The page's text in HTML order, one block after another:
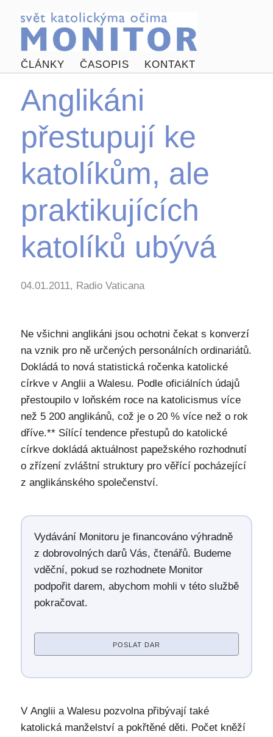
ČLÁNKY ČASOPIS KONTAKT
Anglikáni
přestupují ke
katolíkům, ale
praktikujících
katolíků ubývá
04.01.2011, Radio Vaticana
Ne všichni anglikáni jsou ochotni čekat s konverzí
na vznik pro ně určených personálních ordinariátů.
Dokládá to nová statistická ročenka katolické
církve v Anglii a Walesu. Podle oficiálních údajů
přestoupilo v loňském roce na katolicismus více
než 5 200 anglikánů, což je o 20 % více než o rok
dříve.** Sílící tendence přestupů do katolické
církve dokládá aktuálnost papežského rozhodnutí
o zřízení zvláštní struktury pro věřící pocházející
z anglikánského společenství.
Vydávání Monitoru je financováno výhradně
z dobrovolných darů Vás, čtenářů. Budeme
vděční, pokud se rozhodnete Monitor
podpořit darem, abychom mohli v této službě
pokračovat.
POSLAT DAR
V Anglii a Walesu pozvolna přibývají také
katolická manželství a pokřtěné děti. Počet kněží